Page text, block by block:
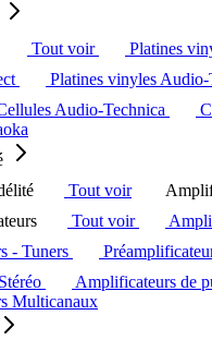
Tout voir Platines
Platines vinyles Audio-
Audio-Technica
Tout voir
Tout voir
- Tuners
Amplificateurs de
Multicanaux